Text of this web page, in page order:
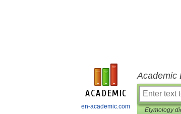
en-academic.com
Academic
Etymology